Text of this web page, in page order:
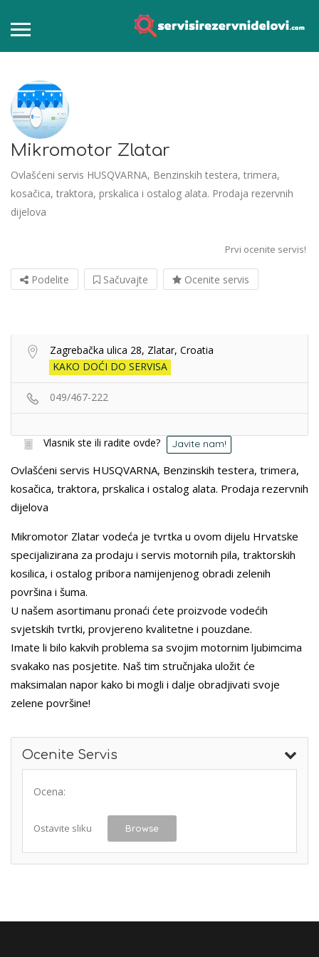
Mikromotor Zlatar
Ovlašćeni servis HUSQVARNA, Benzinskih testera, trimera,
kosačica, traktora, prskalica i ostalog alata. Prodaja rezervnih
dijelova
Prvi ocenite servis!
Podelite Sačuvajte Ocenite servis
Zagrebačka ulica 28, Zlatar, Croatia
KAKO DOĆI DO SERVISA
049/467-222
Vlasnik ste ili radite ovde? Javite nam!
Ovlašćeni servis HUSQVARNA, Benzinskih testera, trimera,
kosačica, traktora, prskalica i ostalog alata. Prodaja rezervnih
dijelova
Mikromotor Zlatar vodeća je tvrtka u ovom dijelu Hrvatske
specijalizirana za prodaju i servis motornih pila, traktorskih
kosilica, i ostalog pribora namijenjenog obradi zelenih
površina i šuma.
U našem asortimanu pronaći ćete proizvode vodećih
svjetskih tvrtki, provjereno kvalitetne i pouzdane.
Imate li bilo kakvih problema sa svojim motornim ljubimcima
svakako nas posjetite. Naš tim stručnjaka uložit će
maksimalan napor kako bi mogli i dalje obradjivati svoje
zelene površine!
Ocenite Servis
Ocena:
Ostavite sliku Browse